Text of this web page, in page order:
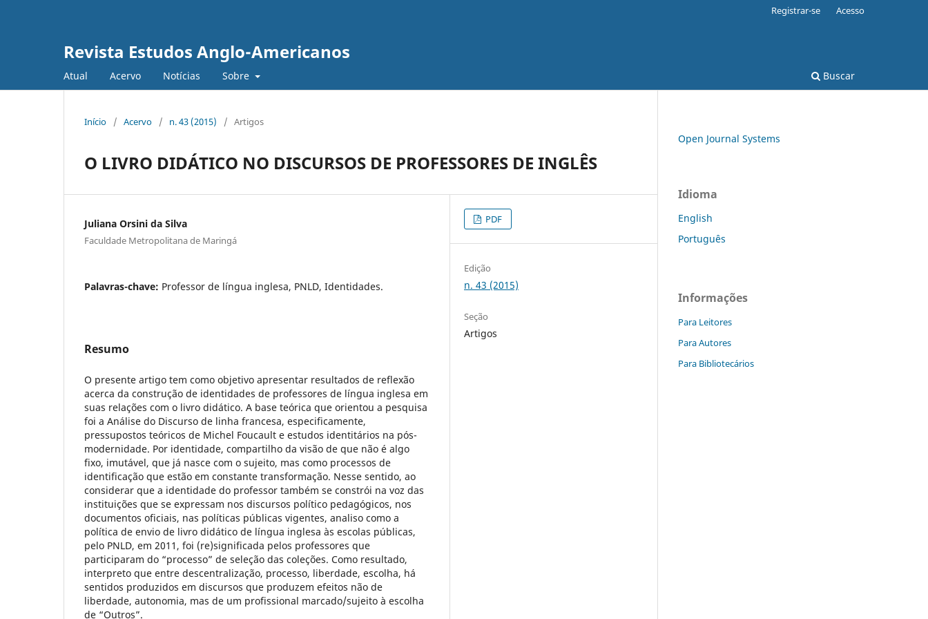
Revista Estudos Anglo-Americanos
Atual Acervo Notícias Sobre Buscar
Registrar-se Acesso
Início / Acervo / n. 43 (2015) / Artigos
O LIVRO DIDÁTICO NO DISCURSOS DE PROFESSORES DE INGLÊS
Juliana Orsini da Silva
Faculdade Metropolitana de Maringá
Palavras-chave: Professor de língua inglesa, PNLD, Identidades.
Resumo
O presente artigo tem como objetivo apresentar resultados de reflexão
acerca da construção de identidades de professores de língua inglesa em
suas relações com o livro didático. A base teórica que orientou a pesquisa
foi a Análise do Discurso de linha francesa, especificamente,
pressupostos teóricos de Michel Foucault e estudos identitários na pós-
modernidade. Por identidade, compartilho da visão de que não é algo
fixo, imutável, que já nasce com o sujeito, mas como processos de
identificação que estão em constante transformação. Nesse sentido, ao
considerar que a identidade do professor também se constrói na voz das
instituições que se expressam nos discursos político pedagógicos, nos
documentos oficiais, nas políticas públicas vigentes, analiso como a
política de envio de livro didático de língua inglesa às escolas públicas,
pelo PNLD, em 2011, foi (re)significada pelos professores que
participaram do “processo” de seleção das coleções. Como resultado,
interpreto que entre descentralização, processo, liberdade, escolha, há
sentidos produzidos em discursos que produzem efeitos não de
liberdade, autonomia, mas de um profissional marcado/sujeito à escolha
de “Outros”.
PDF
Edição
n. 43 (2015)
Seção
Artigos
Open Journal Systems
Idioma
English
Português
Informações
Para Leitores
Para Autores
Para Bibliotecários